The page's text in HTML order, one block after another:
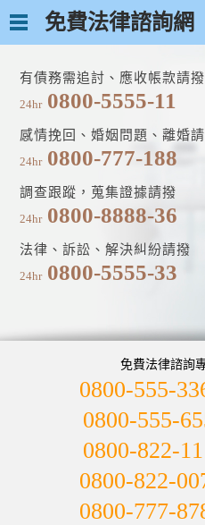
免費法律諮詢網
有債務需追討、應收帳款請撥
24hr 0800-5555-11
感情挽回、婚姻問題、離婚
24hr 0800-777-188
調查跟蹤，蒐集證據請撥
24hr 0800-8888-36
法律、訴訟、解決糾紛請撥
24hr 0800-5555-33
免費法律諮詢
0800-555-
0800-555-
0800-822-
0800-822-
0800-777-